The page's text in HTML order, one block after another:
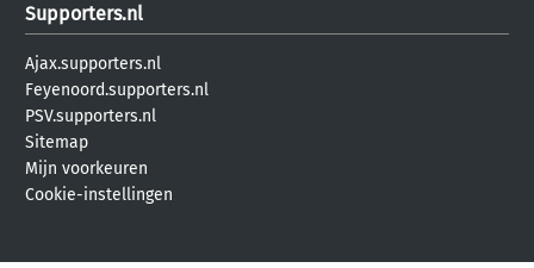
Supporters.nl
Ajax.supporters.nl
Feyenoord.supporters.nl
PSV.supporters.nl
Sitemap
Mijn voorkeuren
Cookie-instellingen